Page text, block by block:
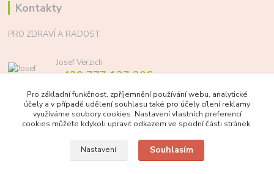
Kontakty
PRO ZDRAVÍ A RADOST
Josef Verzich
+420 777 137 206
info@prozdraviaradost.cz
Pro základní funkčnost, zpříjemnění používání webu, analytické
účely a v případě udělení souhlasu také pro účely cílení reklamy
využíváme soubory cookies. Nastavení vlastních preferencí
cookies můžete kdykoli upravit odkazem ve spodní části stránek.
Nastavení Souhlasím